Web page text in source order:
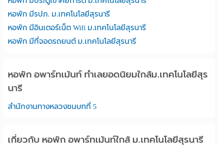
หอพัก มีรปภ. ม.เทคโนโลยีสุรนารี
หอพัก มีอินเตอร์เน็ต Wifi ม.เทคโนโลยีสุรนารี
หอพัก มีที่จอดรถยนต์ ม.เทคโนโลยีสุรนารี
หอพัก อพาร์ทเม้นท์ ทำเลยอดนิยมใกล้ม.เทคโนโลยีสุร
นารี
สำนักงานทางหลวงชนบทที่ 5
เกี่ยวกับ หอพัก อพาร์ทเม้นท์ใกล้ ม.เทคโนโลยีสุรนารี